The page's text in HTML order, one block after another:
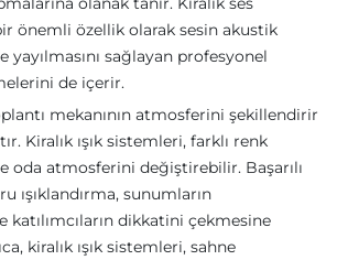
önemli özellik olarak sesin akustik
yayılmasını sağlayan profesyonel
de içerir.
mekanının atmosferini şekillendirir
Kiralık ışık sistemleri, farklı renk
oda atmosferini değiştirebilir. Başarılı
ışıklandırma, sunumların
katılımcıların dikkatini çekmesine
kiralık ışık sistemleri, sahne